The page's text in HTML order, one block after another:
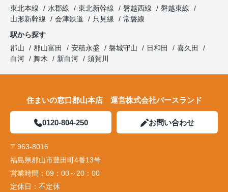
東北本線
水郡線 東北新幹線 磐越西線
磐越東線
山形新幹線
会津鉄道 只見線
常磐線
駅から探す
郡山
郡山富田 安積永盛 磐城守山 日和田
喜久田
白河
舞木 新白河 須賀川
住まいの窓口郡山本店 運営株式会社バースランド
0120-804-250 お問い合わせ
〒963-8016
福島県郡山市豊田町4番13号
営業時間： 09：00～20：00
定休日： 不定休